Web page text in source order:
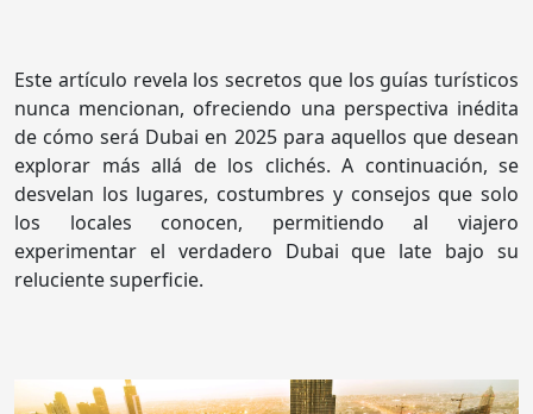
Este artículo revela los secretos que los guías turísticos
nunca mencionan, ofreciendo una perspectiva inédita
de cómo será Dubai en 2025 para aquellos que desean
explorar más allá de los clichés. A continuación, se
desvelan los lugares, costumbres y consejos que solo
los locales conocen, permitiendo al viajero
experimentar el verdadero Dubai que late bajo su
reluciente superficie.